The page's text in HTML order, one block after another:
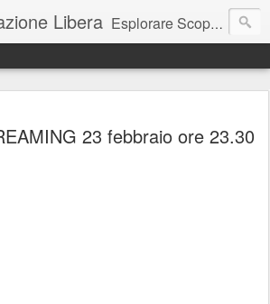
Libera Esplorare Scoprire Creare
tecnologia, attualità
23 febbraio ore 23.30